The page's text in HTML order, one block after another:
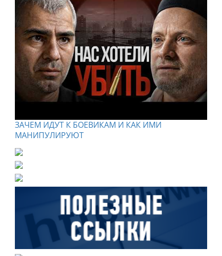
ЗАЧЕМ ИДУТ К БОЕВИКАМ И КАК ИМИ
МАНИПУЛИРУЮТ